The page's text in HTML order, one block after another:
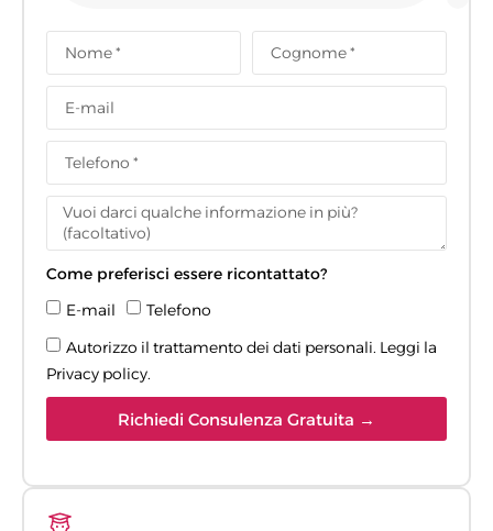
Come preferisci essere ricontattato?
E-mail
Telefono
Autorizzo il trattamento dei dati personali. Leggi la
Privacy policy.
Richiedi Consulenza Gratuita →